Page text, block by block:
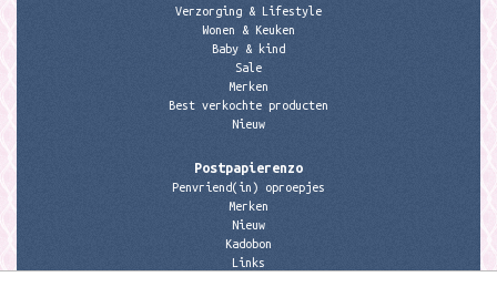
Verzorging & Lifestyle
Wonen & Keuken
Baby & kind
Sale
Merken
Best verkochte producten
Nieuw
Postpapierenzo
Penvriend(in) oproepjes
Merken
Nieuw
Kadobon
Links